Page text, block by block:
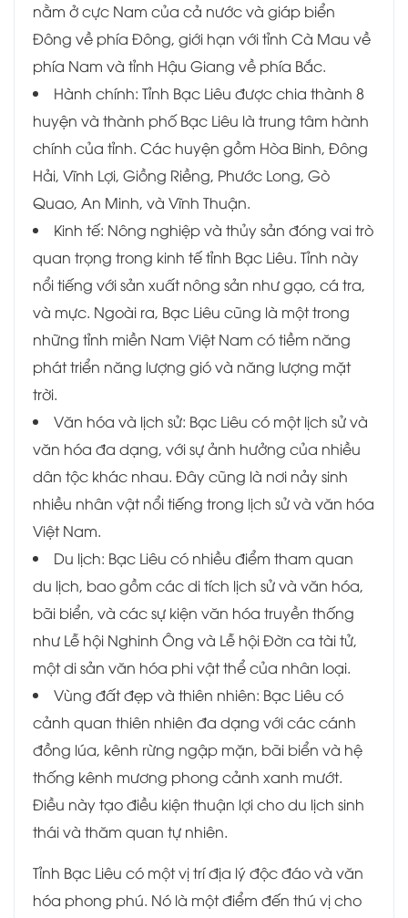
nằm ở cực Nam của cả nước và giáp biển
Đông về phía Đông, giới hạn với tỉnh Cà Mau về
phía Nam và tỉnh Hậu Giang về phía Bắc.
Hành chính: Tỉnh Bạc Liêu được chia thành 8
huyện và thành phố Bạc Liêu là trung tâm hành
chính của tỉnh. Các huyện gồm Hòa Binh, Đông
Hải, Vĩnh Lợi, Giồng Riềng, Phước Long, Gò
Quao, An Minh, và Vĩnh Thuận.
Kinh tế: Nông nghiệp và thủy sản đóng vai trò
quan trọng trong kinh tế tỉnh Bạc Liêu. Tỉnh này
nổi tiếng với sản xuất nông sản như gạo, cá tra,
và mực. Ngoài ra, Bạc Liêu cũng là một trong
những tỉnh miền Nam Việt Nam có tiềm năng
phát triển năng lượng gió và năng lượng mặt
trời.
Văn hóa và lịch sử: Bạc Liêu có một lịch sử và
văn hóa đa dạng, với sự ảnh hưởng của nhiều
dân tộc khác nhau. Đây cũng là nơi nảy sinh
nhiều nhân vật nổi tiếng trong lịch sử và văn hóa
Việt Nam.
Du lịch: Bạc Liêu có nhiều điểm tham quan
du lịch, bao gồm các di tích lịch sử và văn hóa,
bãi biển, và các sự kiện văn hóa truyền thống
như Lễ hội Nghinh Ông và Lễ hội Đờn ca tài tử,
một di sản văn hóa phi vật thể của nhân loại.
Vùng đất đẹp và thiên nhiên: Bạc Liêu có
cảnh quan thiên nhiên đa dạng với các cánh
đồng lúa, kênh rừng ngập mặn, bãi biển và hệ
thống kênh mương phong cảnh xanh mướt.
Điều này tạo điều kiện thuận lợi cho du lịch sinh
thái và thăm quan tự nhiên.
Tỉnh Bạc Liêu có một vị trí địa lý độc đáo và văn
hóa phong phú. Nó là một điểm đến thú vị cho